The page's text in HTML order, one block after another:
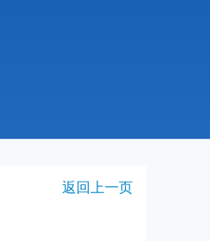
返回上一页